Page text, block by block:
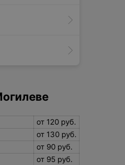
от 120 руб.
от 130 руб.
от 90 руб.
от 95 руб.